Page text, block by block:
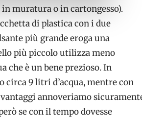
in muratura o in cartongesso).
di plastica con i due
più grande eroga una
più piccolo utilizza meno
che è un bene prezioso. In
circa 9 litri d’acqua, mentre con
annoveriamo
se con il tempo dovesse